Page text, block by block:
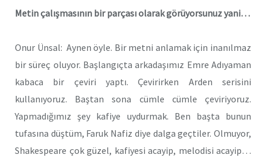
Metin çalışmasının bir parçası olarak görüyorsunuz yani…
Onur Ünsal: Aynen öyle. Bir metni anlamak için inanılmaz
bir süreç oluyor. Başlangıçta arkadaşımız Emre Adıyaman
kabaca bir çeviri yaptı. Çevirirken Arden serisini
kullanıyoruz. Baştan sona cümle cümle çeviriyoruz.
Yapmadığımız şey kafiye uydurmak. Ben başta bunun
tufasına düştüm, Faruk Nafiz diye dalga geçtiler. Olmuyor,
Shakespeare çok güzel, kafiyesi acayip, melodisi acayip…